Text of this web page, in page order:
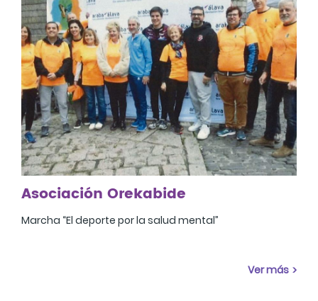
Asociación Orekabide
Marcha “El deporte por la salud mental”
Ver más